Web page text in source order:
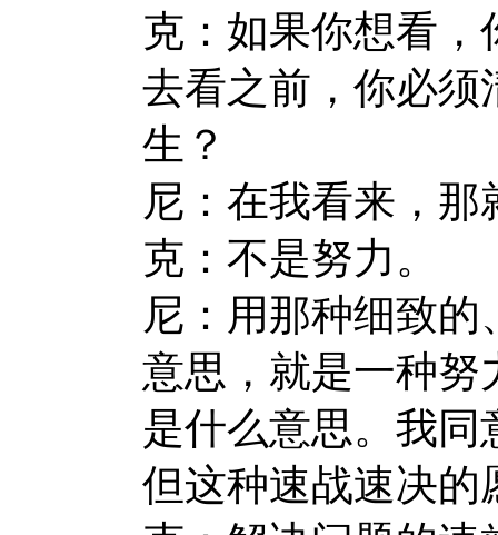
克：如果你想看
去看之前，你必须
生？
尼：在我看来，
克：不是努力。
尼：用那种细致的
意思，就是一种努
是什么意思。我
但这种速战速决的